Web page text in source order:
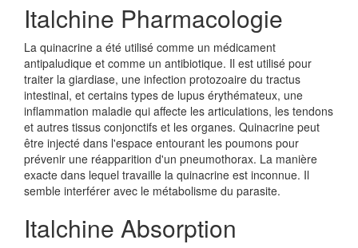
Italchine Pharmacologie
La quinacrine a été utilisé comme un médicament
antipaludique et comme un antibiotique. Il est utilisé pour
traiter la giardiase, une infection protozoaire du tractus
intestinal, et certains types de lupus érythémateux, une
inflammation maladie qui affecte les articulations, les tendons
et autres tissus conjonctifs et les organes. Quinacrine peut
être injecté dans l'espace entourant les poumons pour
prévenir une réapparition d'un pneumothorax. La manière
exacte dans lequel travaille la quinacrine est inconnue. Il
semble interférer avec le métabolisme du parasite.
Italchine Absorption